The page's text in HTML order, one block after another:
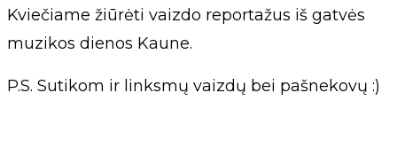
Kviečiame žiūrėti vaizdo reportažus iš gatvės
muzikos dienos Kaune.
P.S. Sutikom ir linksmų vaizdų bei pašnekovų :)